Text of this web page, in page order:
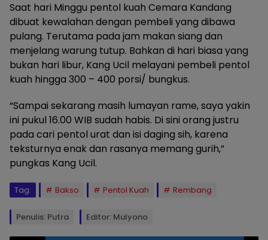
Saat hari Minggu pentol kuah Cemara Kandang
dibuat kewalahan dengan pembeli yang dibawa
pulang. Terutama pada jam makan siang dan
menjelang warung tutup. Bahkan di hari biasa yang
bukan hari libur, Kang Ucil melayani pembeli pentol
kuah hingga 300 – 400 porsi/ bungkus.
“Sampai sekarang masih lumayan rame, saya yakin
ini pukul 16.00 WIB sudah habis. Di sini orang justru
pada cari pentol urat dan isi daging sih, karena
teksturnya enak dan rasanya memang gurih,”
pungkas Kang Ucil.
Tag: Bakso Pentol Kuah Rembang
Penulis: Putra Editor: Mulyono